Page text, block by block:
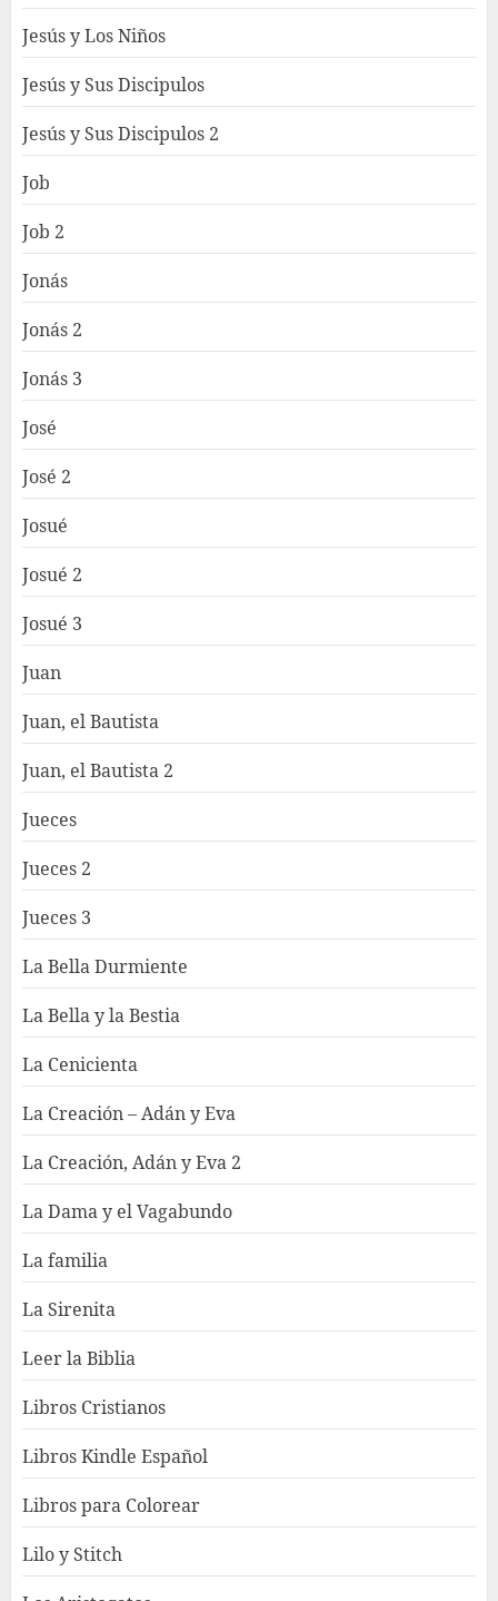
Jesús y Los Niños
Jesús y Sus Discipulos
Jesús y Sus Discipulos 2
Job
Job 2
Jonás
Jonás 2
Jonás 3
José
José 2
Josué
Josué 2
Josué 3
Juan
Juan, el Bautista
Juan, el Bautista 2
Jueces
Jueces 2
Jueces 3
La Bella Durmiente
La Bella y la Bestia
La Cenicienta
La Creación – Adán y Eva
La Creación, Adán y Eva 2
La Dama y el Vagabundo
La familia
La Sirenita
Leer la Biblia
Libros Cristianos
Libros Kindle Español
Libros para Colorear
Lilo y Stitch